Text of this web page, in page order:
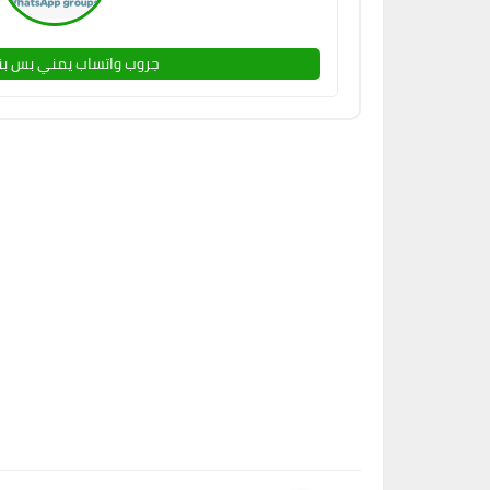
جروب واتساب يمني بس